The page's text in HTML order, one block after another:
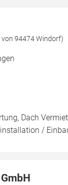
von 94474 Windorf)
Dach
/